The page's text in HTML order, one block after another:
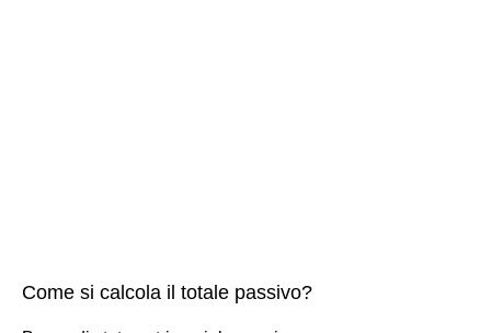
Come si calcola il totale passivo?